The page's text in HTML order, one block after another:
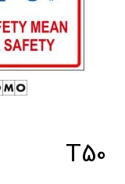
T50